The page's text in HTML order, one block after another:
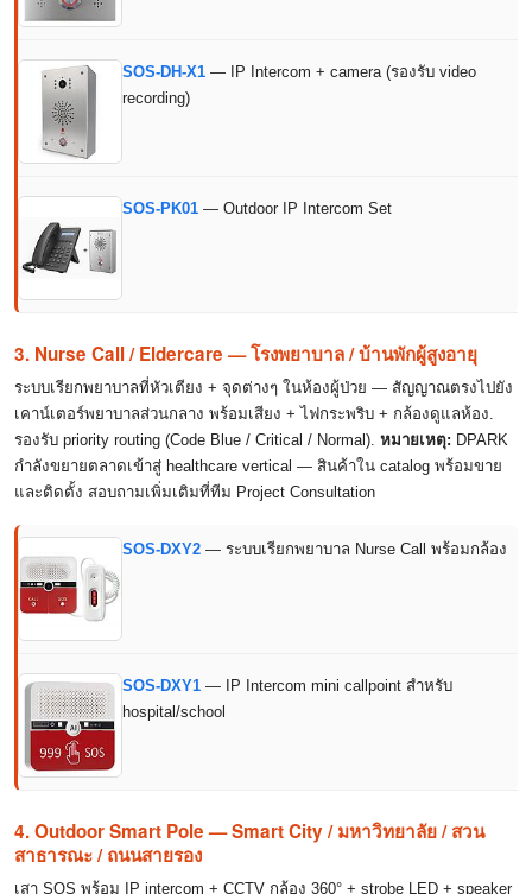
SOS-DH-X1 — IP Intercom + camera (รองรับ video
recording)
SOS-PK01 — Outdoor IP Intercom Set
3. Nurse Call / Eldercare — โรงพยาบาล / บ้านพักผู้สูงอายุ
ระบบเรียกพยาบาลที่หัวเตียง + จุดต่างๆ ในห้องผู้ป่วย — สัญญาณตรงไปยัง
เคาน์เตอร์พยาบาลส่วนกลาง พร้อมเสียง + ไฟกระพริบ + กล้องดูแลห้อง.
รองรับ priority routing (Code Blue / Critical / Normal). หมายเหตุ: DPARK
กำลังขยายตลาดเข้าสู่ healthcare vertical — สินค้าใน catalog พร้อมขาย
และติดตั้ง สอบถามเพิ่มเติมที่ทีม Project Consultation
SOS-DXY2 — ระบบเรียกพยาบาล Nurse Call พร้อมกล้อง
SOS-DXY1 — IP Intercom mini callpoint สำหรับ
hospital/school
4. Outdoor Smart Pole — Smart City / มหาวิทยาลัย / สวน
สาธารณะ / ถนนสายรอง
เสา SOS พร้อม IP intercom + CCTV กล้อง 360° + strobe LED + speaker